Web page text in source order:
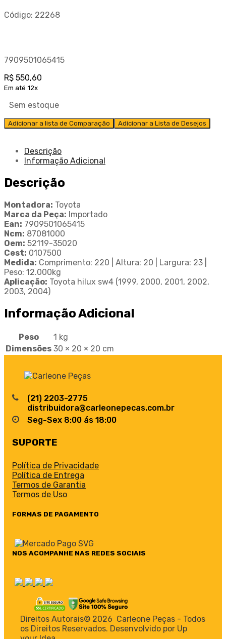
Código: 22268
7909501065415
R$ 550,60
Em até 12x
Sem estoque
Adicionar a lista de Comparação Adicionar a Lista de Desejos
Descrição
Informação Adicional
Descrição
Montadora: Toyota
Marca da Peça: Importado
Ean: 7909501065415
Ncm: 87081000
Oem: 52119-35020
Cest: 0107500
Medida: Comprimento: 220 | Altura: 20 | Largura: 23 |
Peso: 12.000kg
Aplicação: Toyota hilux sw4 (1999, 2000, 2001, 2002,
2003, 2004)
Informação Adicional
Peso
1 kg
Dimensões 30 × 20 × 20 cm
(21) 2203-2775
distribuidora@carleonepecas.com.br
Seg-Sex 8:00 ás 18:00
SUPORTE
Política de Privacidade
Política de Entrega
Termos de Garantia
Termos de Uso
FORMAS DE PAGAMENTO
NOS ACOMPANHE NAS REDES SOCIAIS
Direitos Autorais© 2026 Carleone Peças - Todos
os Direitos Reservados. Desenvolvido por Up